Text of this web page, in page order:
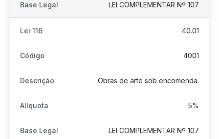
LEI COMPLEMENTAR Nº 107
40.01
4001
Obras de arte sob encomenda.
5%
LEI COMPLEMENTAR Nº 107